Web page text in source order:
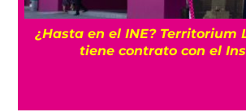
¿Hasta en el INE? Territorium
tiene contrato con el